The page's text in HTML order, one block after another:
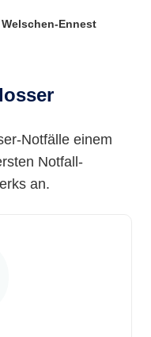
Ennest
Notfälle einem
Notfall-
an.